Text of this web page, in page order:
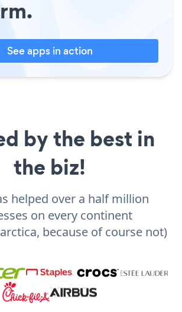
See apps in action
by the best in
the biz!
helped over a half million
on every continent
because of course not)